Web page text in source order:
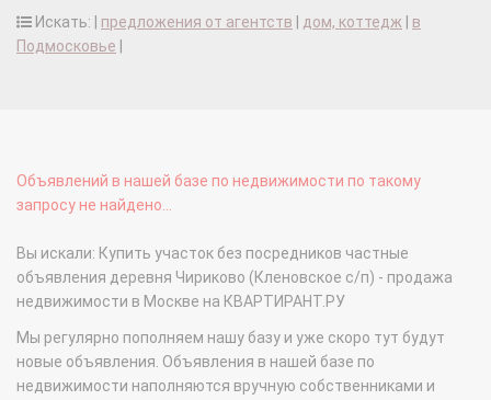
Искать: | предложения от агентств дом, коттедж
в
Подмосковье
Объявлений в нашей базе по недвижимости по такому
запросу не найдено...
Вы искали: Купить участок без посредников частные
объявления деревня Чириково (Кленовское с/п) - продажа
недвижимости в Москве на КВАРТИРАНТ.РУ
Мы регулярно пополняем нашу базу и уже скоро тут будут
новые объявления. Объявления в нашей базе по
недвижимости наполняются вручную собственниками и